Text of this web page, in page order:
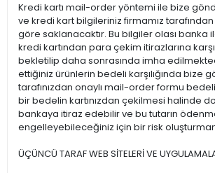
Kredi kartı mail-order yöntemi ile bize
ve kredi kart bilgileriniz firmamız
göre saklanacaktır. Bu bilgiler olası banka
kredi kartından para çekim itirazlarına
bekletilip daha sonrasında imha
ettiğiniz ürünlerin bedeli karşılığında bize
tarafınızdan onaylı mail-order formu
bir bedelin kartınızdan çekilmesi halinde
bankaya itiraz edebilir ve bu tutarın
engelleyebileceğiniz için bir risk
ÜÇÜNCÜ TARAF WEB SİTELERİ VE